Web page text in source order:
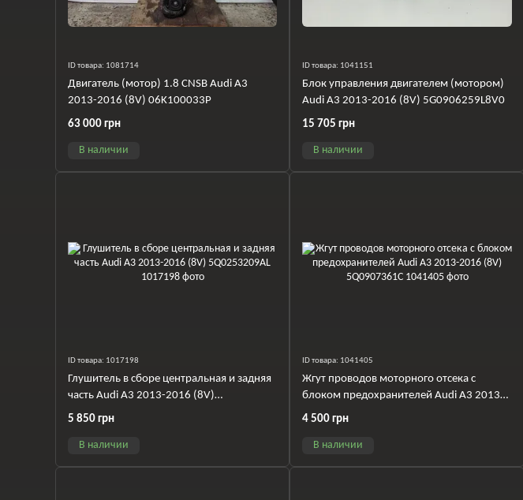
ID товара: 1081714
Двигатель (мотор) 1.8 CNSB Audi A3
2013-2016 (8V) 06K100033P
63 000 грн
В наличии
ID товара: 1041151
Блок управления двигателем (мотором)
Audi A3 2013-2016 (8V) 5G0906259L8V0
15 705 грн
В наличии
ID товара: 1017198
Глушитель в сборе центральная и задняя
часть Audi A3 2013-2016 (8V)
5Q0253209AL
5 850 грн
В наличии
ID товара: 1041405
Жгут проводов моторного отсека с
блоком предохранителей Audi A3 2013-
2016 (8V) 5Q0907361C
4 500 грн
В наличии